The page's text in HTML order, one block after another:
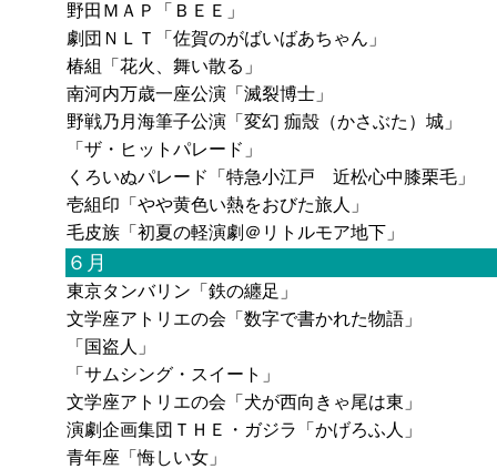
野田ＭＡＰ「ＢＥＥ」
劇団ＮＬＴ「佐賀のがばいばあちゃん」
椿組「花火、舞い散る」
南河内万歳一座公演「滅裂博士」
野戦乃月海筆子公演「変幻 痂殼（かさぶた）城」
「ザ・ヒットパレード」
くろいぬパレード「特急小江戸 近松心中膝栗毛」
壱組印「やや黄色い熱をおびた旅人」
毛皮族「初夏の軽演劇＠リトルモア地下」
６月
東京タンバリン「鉄の纏足」
文学座アトリエの会「数字で書かれた物語」
「国盗人」
「サムシング・スイート」
文学座アトリエの会「犬が西向きゃ尾は東」
演劇企画集団ＴＨＥ・ガジラ「かげろふ人」
青年座「悔しい女」